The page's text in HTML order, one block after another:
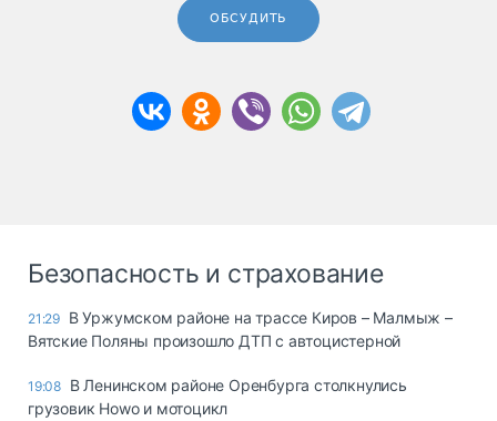
ОБСУДИТЬ
Безопасность и страхование
21:29 В Уржумском районе на трассе Киров – Малмыж –
Вятские Поляны произошло ДТП с автоцистерной
19:08 В Ленинском районе Оренбурга столкнулись
грузовик Howo и мотоцикл